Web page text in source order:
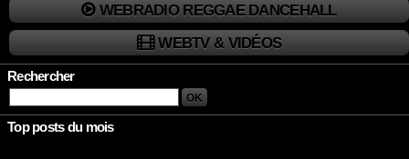
WEBRADIO REGGAE DANCEHALL
WEBTV & VIDÉOS
Rechercher
Top posts du mois